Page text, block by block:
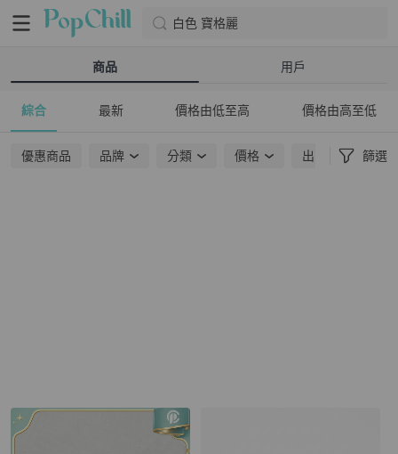
白色 寶格麗
商品 用戶
綜合 最新 價格由低至高 價格由高至低
優惠商品 品牌 分類 價格 出貨地點 篩選